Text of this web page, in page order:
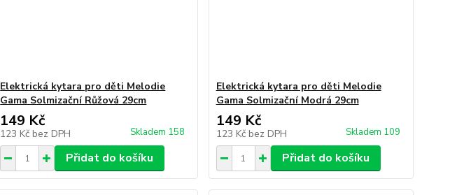
Elektrická kytara pro děti Melodie
Gama Solmizační Růžová 29cm
149 Kč
123 Kč bez DPH Skladem 158
Přidat do košíku
Elektrická kytara pro děti Melodie
Gama Solmizační Modrá 29cm
149 Kč
123 Kč bez DPH Skladem 109
Přidat do košíku